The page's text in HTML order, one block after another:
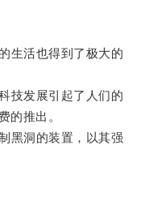
活也得到了极大的
发展引起了人们的
的推出。
洞的装置，以其强